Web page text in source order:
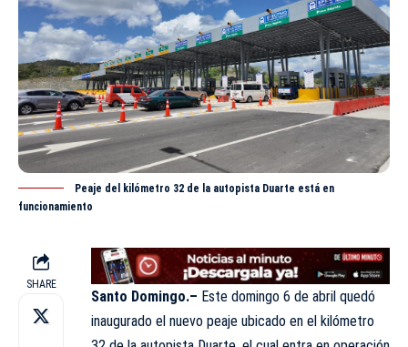
Peaje del kilómetro 32 de la autopista Duarte está en
funcionamiento
SHARE
Santo Domingo.– Este domingo 6 de abril quedó
inaugurado el nuevo peaje ubicado en el kilómetro